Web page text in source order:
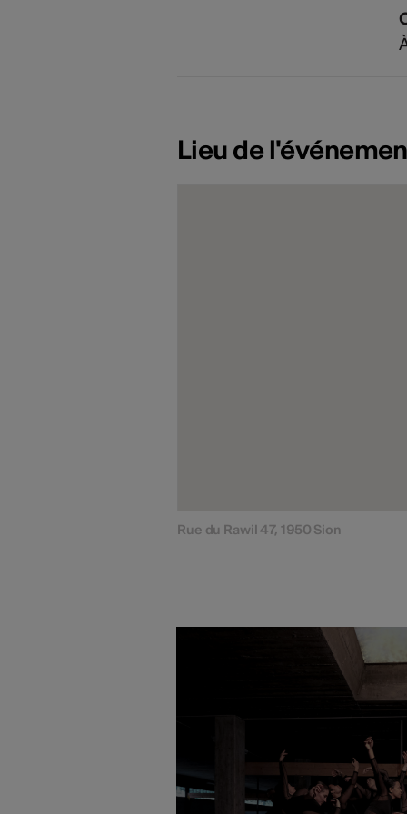
Lieu de
Rue du Rawil 47, 1950 Sion